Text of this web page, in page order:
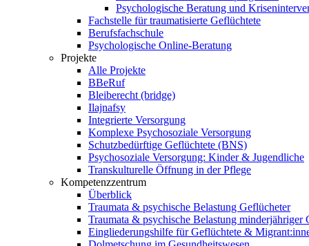
Psychologische Beratung und
Fachstelle für traumatisierte Geflüchtete
Berufsfachschule
Psychologische Online-Beratung
Projekte
Alle Projekte
BBeRuf
Bleiberecht (bridge)
Ilajnafsy
Integrierte Versorgung
Komplexe Psychosoziale Versorgung
Schutzbedürftige Geflüchtete (BNS)
Psychosoziale Versorgung: Kinder & Jugendliche
Transkulturelle Öffnung in der Pflege
Kompetenzzentrum
Überblick
Traumata & psychische Belastung Geflücheter
Traumata & psychische Belastung minderjähriger
Eingliederungshilfe für Geflüchtete &